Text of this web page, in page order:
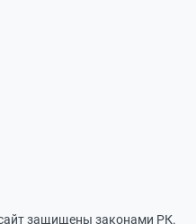
защищены законами РК.